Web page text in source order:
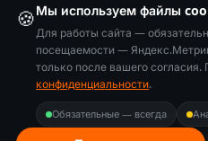
© 2014–2026 Cars-Health (ООО
защищены.
Политика конфиденциальности
·
🍪Мы используем файлы
Для работы сайта —
посещаемости —
только после вашего согласия.
конфиденциальности.
Обязательные — всегда